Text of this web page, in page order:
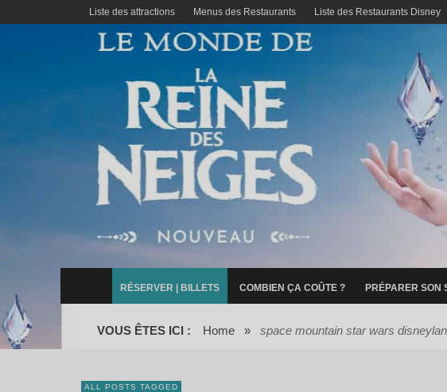
Liste des attractions Menus des Restaurants Liste des Restaurants Disney
RÉSERVER | BILLETS COMBIEN ÇA COÛTE ? PRÉPARER SON
VOUS ÊTES ICI : Home » space mountain star wars
ALL POSTS TAGGED